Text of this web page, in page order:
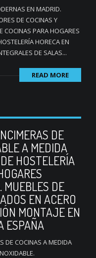
EN MADRID.
DE COCINAS Y
COCINAS PARA HOGARES
HORECA EN
DE SALAS...
READ MORE
DE
A MEDIDA
HOSTELERÍA
MUEBLES DE
EN ACERO
MONTAJE EN
ESPAÑA
DE COCINAS A MEDIDA